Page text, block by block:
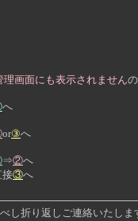
画面にも表示されません
へ
or③へ
⇒②へ
接③へ
し折り返しご連絡いたし